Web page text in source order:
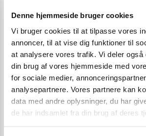
Denne hjemmeside bruger cookies
Vi bruger cookies til at tilpasse vores
annoncer, til at vise dig funktioner til
at analysere vores trafik. Vi deler også
din brug af vores hjemmeside med
for sociale medier,
analysepartnere. Vores partnere kan
data med andre oplysninger, du har
de har indsamlet fra din brug af deres
KRYDDERIER, KRYDDERIER NØDDER, FRØ OG
SESAMFRØ